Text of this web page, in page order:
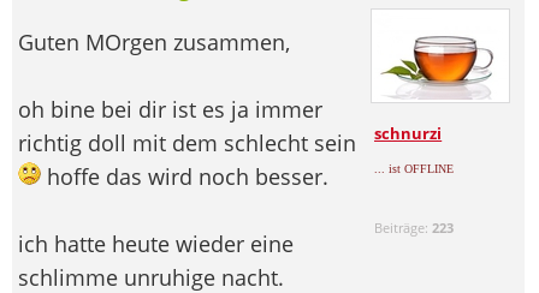
schnurzi
... ist OFFLINE
Beiträge: 223
Guten MOrgen zusammen,
oh bine bei dir ist es ja immer
richtig doll mit dem schlecht sein
hoffe das wird noch besser.
ich hatte heute wieder eine
schlimme unruhige nacht.